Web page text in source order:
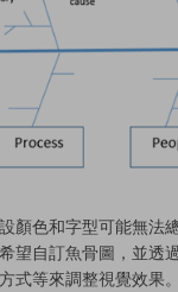
顏色和字型可能無法
望自訂魚骨圖，並透
式等來調整視覺效果。